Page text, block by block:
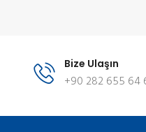
Bize Ulaşın
+90 282 655 64